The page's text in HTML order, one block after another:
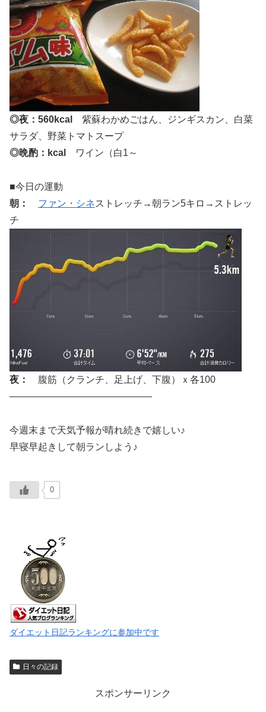
◎夜：560kcal
紫蘇わかめごはん、ジンギスカン、白菜
サラダ、野菜トマトスープ
◎晩酌：kcal
ワイン（白1～
■今日の運動
朝：
ファン・シネストレッチ→朝ラン5キロ→ストレッ
チ
夜：
腹筋（クランチ、足上げ、下腹）ｘ各100
———————————————
今週末まで天気予報が晴れ続きで嬉しい♪
早寝早起きして朝ランしよう♪
0
ダイエット日記ランキングに参加中です
日々の記録
スポンサーリンク